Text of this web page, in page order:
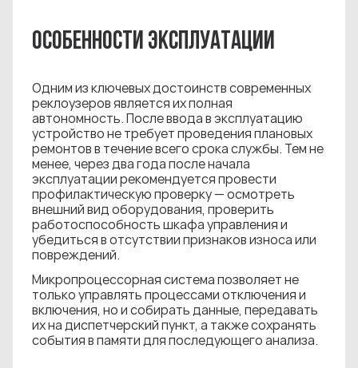
ОСОБЕННОСТИ ЭКСПЛУАТАЦИИ
Одним из ключевых достоинств современных
реклоузеров является их полная
автономность. После ввода в эксплуатацию
устройство не требует проведения плановых
ремонтов в течение всего срока службы. Тем не
менее, через два года после начала
эксплуатации рекомендуется провести
профилактическую проверку — осмотреть
внешний вид оборудования, проверить
работоспособность шкафа управления и
убедиться в отсутствии признаков износа или
повреждений.
Микропроцессорная система позволяет не
только управлять процессами отключения и
включения, но и собирать данные, передавать
их на диспетчерский пункт, а также сохранять
события в памяти для последующего анализа.